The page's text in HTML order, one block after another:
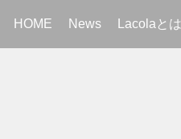
HOME News Lacolaとは